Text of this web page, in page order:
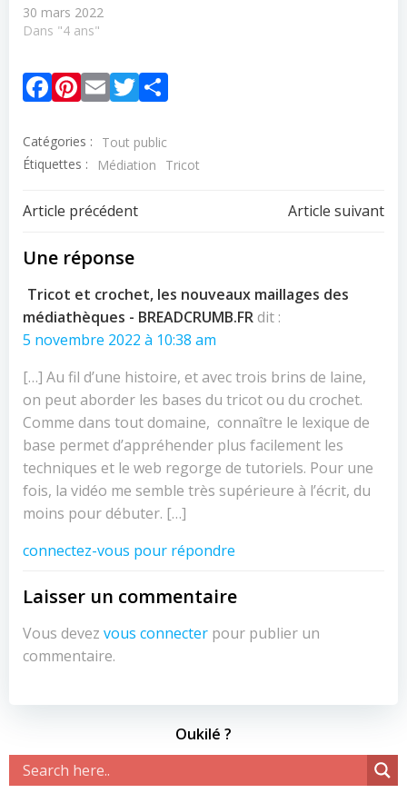
30 mars 2022
Dans "4 ans"
Facebook
Pinterest
EmailTwitter
Catégories :
Tout public
Étiquettes :
Médiation Tricot
Navigation
de
l’article
Article précédent
Navigation
l’article
Article suivant
Une réponse
Tricot et crochet, les nouveaux maillages des
médiathèques - BREADCRUMB.FRdit :
5 novembre 2022 à 10:38 am
[…] Au fil d’une histoire, et avec trois brins de laine,
on peut aborder les bases du tricot ou du crochet.
Comme dans tout domaine, connaître le lexique de
base permet d’appréhender plus facilement les
techniques et le web regorge de tutoriels. Pour une
fois, la vidéo me semble très supérieure à l’écrit, du
moins pour débuter. […]
connectez-vous pour répondre
Laisser un commentaire
Vous devez vous connecter pour publier un
commentaire.
Oukilé ?